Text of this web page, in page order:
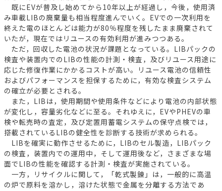
既にEVが普及し始めてから10年以上が経過し，今後，使用済
み車載LIBの廃棄量も相当程度進んでいく。EVでの一次利用を
終えた電のほとんどは能力が80％程度を残したまま廃棄されて
いたが，現在ではリユースの有効利用が進みつつある。
ただ，回収した電池の状況が課題となっている。LIBパックの
検査や装置内でのLIBの性能の計測・検査，及びリユース用途に
応じた修復作業にかかるコストが高い。リユース電池の信頼性
およびパフォーマンスを担保するために，有効な検査システム
の確立が必要とされる。
また，LIBは，使用期間や使用条件などにより電池の内部状態
が変化し，容量劣化などに至る。それゆえに，EVやPHEVの車
検や転売時の査定，及び定置用蓄電システムの保守点検では，
搭載されているLIBの健全性を診断する技術が求められる。
LIBを確実に動作させるために，LIBのセル製造，LIBパック
の検査，装置内での運用中，そして運用後など，さまざまな場
面でLIBの性能を確認する計測・検査が実施されている。
一方，リサイクルに関して，「乾式製錬」は，一般的に高温
の炉で原料を溶かし，溶けた状態で金属を分離する方法であ